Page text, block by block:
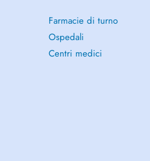
Farmacie di turno
Ospedali
Centri medici